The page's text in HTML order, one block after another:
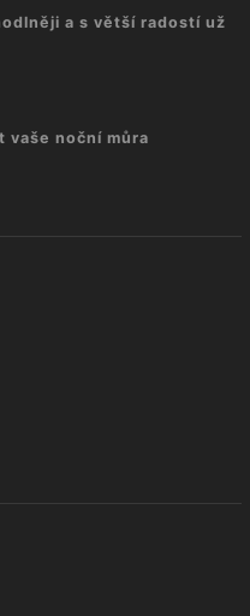
a s větší radostí už
vaše noční můra